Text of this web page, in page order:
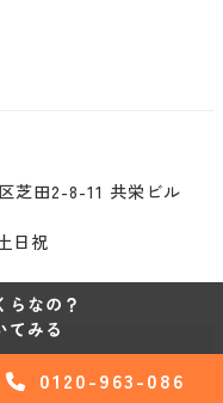
芝田2-8-11 共栄ビル
日祝
らなの？
てみる
0120-963-086